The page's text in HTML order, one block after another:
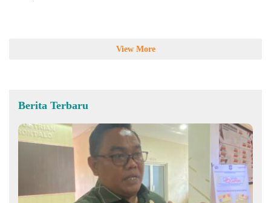
View More
Berita Terbaru